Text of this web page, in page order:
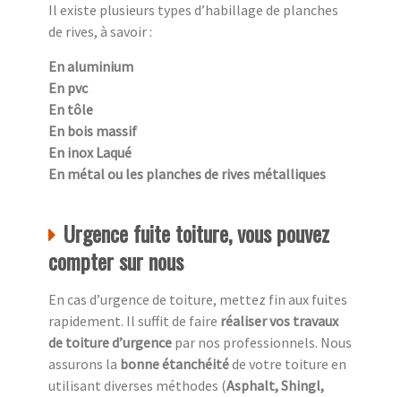
Il existe plusieurs types d’habillage de planches
de rives, à savoir :
En aluminium
En pvc
En tôle
En bois massif
En inox Laqué
En métal ou les planches de rives métalliques
Urgence fuite toiture, vous pouvez
compter sur nous
En cas d’urgence de toiture, mettez fin aux fuites
rapidement. Il suffit de faire réaliser vos travaux
de toiture d’urgence par nos professionnels. Nous
assurons la bonne étanchéitéde votre toiture en
utilisant diverses méthodes (Asphalt, Shingl,